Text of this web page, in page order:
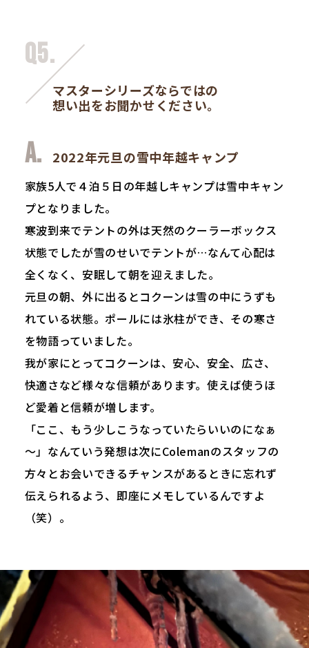
Q5.
マスターシリーズならではの
想い出をお聞かせください。
2022年元旦の雪中年越キャンプ
家族5人で４泊５日の年越しキャンプは雪中キャン
プとなりました。
寒波到来でテントの外は天然のクーラーボックス
状態でしたが雪のせいでテントが…なんて心配は
全くなく、安眠して朝を迎えました。
元旦の朝、外に出るとコクーンは雪の中にうずも
れている状態。ポールには氷柱ができ、その寒さ
を物語っていました。
我が家にとってコクーンは、安心、安全、広さ、
快適さなど様々な信頼があります。使えば使うほ
ど愛着と信頼が増します。
「ここ、もう少しこうなっていたらいいのになぁ
～」なんていう発想は次にColemanのスタッフの
方々とお会いできるチャンスがあるときに忘れず
伝えられるよう、即座にメモしているんですよ
（笑）。